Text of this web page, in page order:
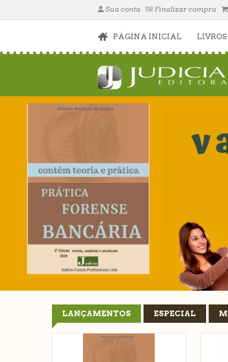
Sua conta Finalizar compra
PÁGINA INICIAL LIVROS
LANÇAMENTOS ESPECIAL